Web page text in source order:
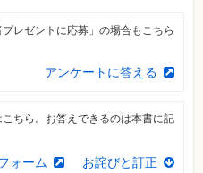
レゼントに応募」の場合もこちら
アンケートに答える
ちら。お答えできるのは本書に記
ォーム お詫びと訂正